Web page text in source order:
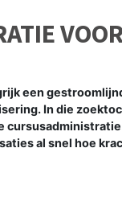
een
In die
al snel hoe